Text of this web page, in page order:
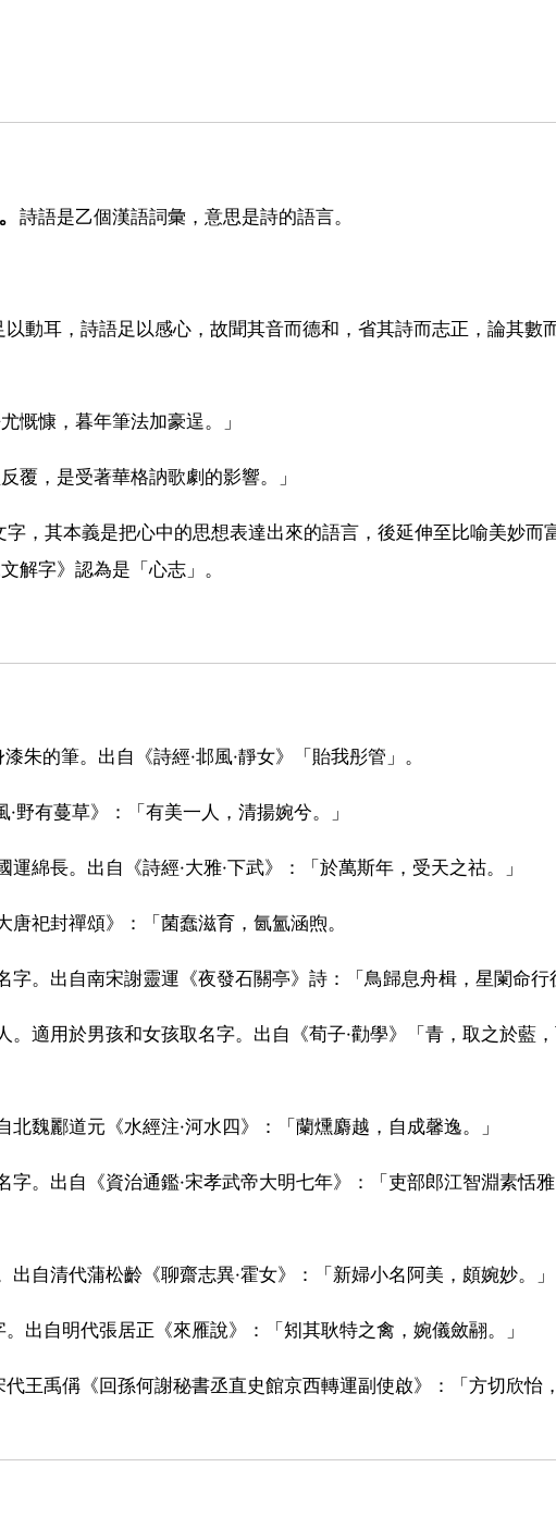
詩語是乙個漢語詞彙，意思是詩的語言。
動耳，詩語足以感心，故聞其音而德和，省其詩而志正，論其數
慨慷，暮年筆法加豪逞。」
覆，是受著華格訥歌劇的影響。」
，其本義是把心中的思想表達出來的語言，後延伸至比喻美妙而
解字》認為是「心志」。
朱的筆。出自《詩經·邶風·靜女》「貽我彤管」。
野有蔓草》：「有美一人，清揚婉兮。」
綿長。出自《詩經·大雅·下武》：「於萬斯年，受天之祜。」
祀封禪頌》：「菌蠢滋育，氤氳涵煦。
字。出自南宋謝靈運《夜發石關亭》詩：「鳥歸息舟楫，星闌命行
適用於男孩和女孩取名字。出自《荀子·勸學》「青，取之於藍
魏酈道元《水經注·河水四》：「蘭燻麝越，自成馨逸。」
。出自《資治通鑑·宋孝武帝大明七年》：「吏部郎江智淵素恬
自清代蒲松齡《聊齋志異·霍女》：「新婦小名阿美，頗婉妙。」
出自明代張居正《來雁說》：「矧其耿特之禽，婉儀斂翮。」
王禹偁《回孫何謝秘書丞直史館京西轉運副使啟》：「方切欣怡